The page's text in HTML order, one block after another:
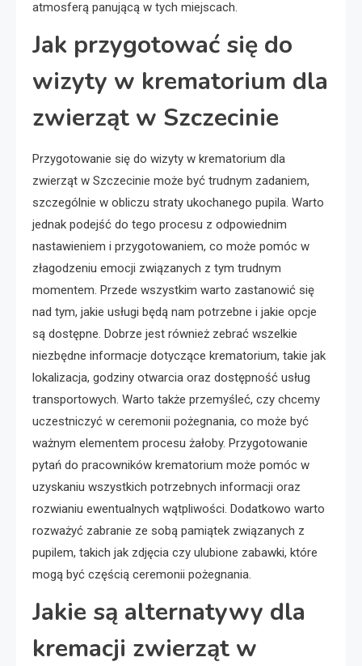
atmosferą panującą w tych miejscach.
Jak przygotować się do
wizyty w krematorium dla
zwierząt w Szczecinie
Przygotowanie się do wizyty w krematorium dla
zwierząt w Szczecinie może być trudnym zadaniem,
szczególnie w obliczu straty ukochanego pupila. Warto
jednak podejść do tego procesu z odpowiednim
nastawieniem i przygotowaniem, co może pomóc w
złagodzeniu emocji związanych z tym trudnym
momentem. Przede wszystkim warto zastanowić się
nad tym, jakie usługi będą nam potrzebne i jakie opcje
są dostępne. Dobrze jest również zebrać wszelkie
niezbędne informacje dotyczące krematorium, takie jak
lokalizacja, godziny otwarcia oraz dostępność usług
transportowych. Warto także przemyśleć, czy chcemy
uczestniczyć w ceremonii pożegnania, co może być
ważnym elementem procesu żałoby. Przygotowanie
pytań do pracowników krematorium może pomóc w
uzyskaniu wszystkich potrzebnych informacji oraz
rozwianiu ewentualnych wątpliwości. Dodatkowo warto
rozważyć zabranie ze sobą pamiątek związanych z
pupilem, takich jak zdjęcia czy ulubione zabawki, które
mogą być częścią ceremonii pożegnania.
Jakie są alternatywy dla
kremacji zwierząt w